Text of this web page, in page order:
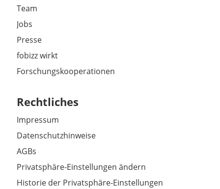
Team
Jobs
Presse
fobizz wirkt
Forschungskooperationen
Rechtliches
Impressum
Datenschutzhinweise
AGBs
Privatsphäre-Einstellungen ändern
Historie der Privatsphäre-Einstellungen